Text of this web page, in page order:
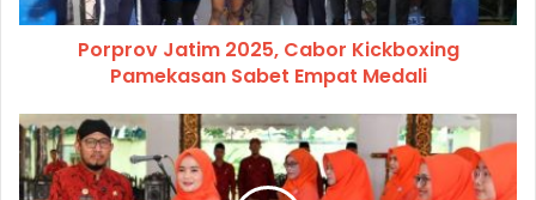
Porprov Jatim 2025, Cabor Kickboxing
Pamekasan Sabet Empat Medali